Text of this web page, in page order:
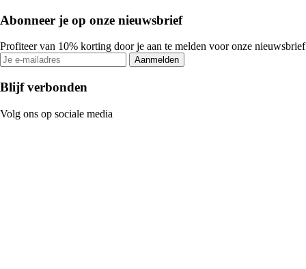
Abonneer je op onze nieuwsbrief
Profiteer van 10% korting door je aan te melden voor onze nieuwsbrief
Aanmelden
Blijf verbonden
Volg ons op sociale media